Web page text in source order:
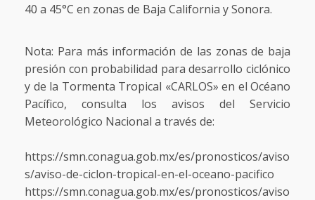
40 a 45°C en zonas de Baja California y Sonora.
Nota: Para más información de las zonas de baja
presión con probabilidad para desarrollo ciclónico
y de la Tormenta Tropical «CARLOS» en el Océano
Pacífico, consulta los avisos del Servicio
Meteorológico Nacional a través de:
https://smn.conagua.gob.mx/es/pronosticos/aviso
s/aviso-de-ciclon-tropical-en-el-oceano-pacifico
https://smn.conagua.gob.mx/es/pronosticos/aviso